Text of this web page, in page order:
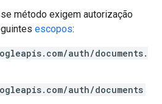
método exigem autorização
escopos:
auth/documents.
auth/documents